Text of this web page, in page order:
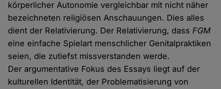
körperlicher Autonomie vergleichbar mit nicht näher
bezeichneten religiösen Anschauungen. Dies alles
dient der Relativierung. Der Relativierung, dassFGM
eine einfache Spielart menschlicher Genitalpraktiken
seien, die zutiefst missverstanden werde.
Der argumentative Fokus des Essays liegt auf der
kulturellen Identität, der Problematisierung von